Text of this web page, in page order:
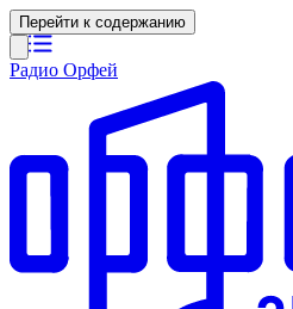
Перейти к содержанию
Радио Орфей